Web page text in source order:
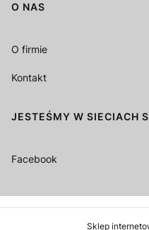
O NAS
O firmie
Kontakt
JESTEŚMY W SIECIACH
Facebook
Sklep